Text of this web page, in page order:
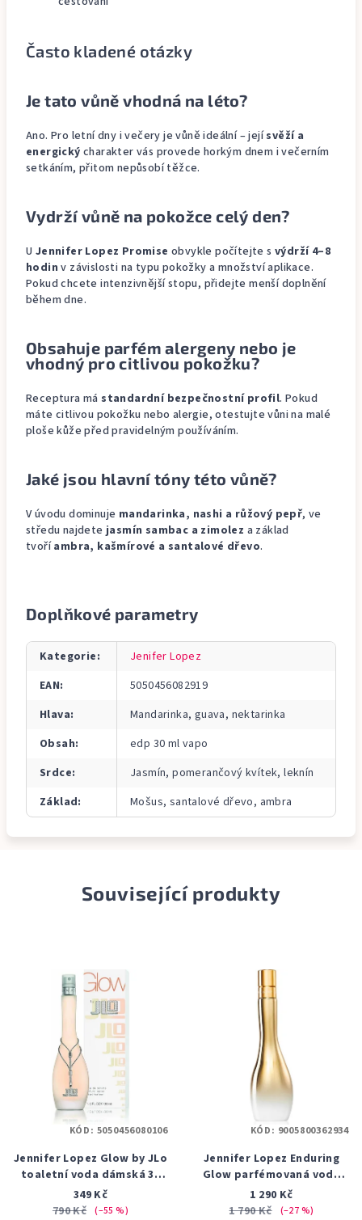
Často kladené otázky
Je tato vůně vhodná na léto?
Ano. Pro letní dny i večery je vůně ideální – jejísvěží a
energický charakter vás provede horkým dnem i večerním
setkáním, přitom nepůsobí těžce.
Vydrží vůně na pokožce celý den?
U Jennifer Lopez Promise obvykle počítejte s výdrží 4–8
hodin v závislosti na typu pokožky a množství aplikace.
Pokud chcete intenzivnější stopu, přidejte menší doplnění
během dne.
Obsahuje parfém alergeny nebo je
vhodný pro citlivou pokožku?
Receptura má standardní bezpečnostní profil. Pokud
máte citlivou pokožku nebo alergie, otestujte vůni na malé
ploše kůže před pravidelným používáním.
Jaké jsou hlavní tóny této vůně?
V úvodu dominuje mandarinka, nashi a růžový pepř, ve
středu najdete jasmín sambac a zimolez a základ
tvoří ambra, kašmírové a santalové dřevo.
Doplňkové parametry
Kategorie:
Jenifer Lopez
EAN:
5050456082919
Hlava:
Mandarinka, guava, nektarinka
Obsah:
edp 30 ml vapo
Srdce:
Jasmín, pomerančový kvítek, leknín
Základ: Mošus, santalové dřevo, ambra
Související produkty
Jennifer Lopez Glow by JLo
toaletní voda dámská 30
ml
349 Kč
790 Kč (–55 %)
KÓD: 5050456080106
Jennifer Lopez Enduring
Glow parfémovaná voda
dámská 100 ml tester
1 290 Kč
1 790 Kč
(–27 %)
KÓD: 9005800362934